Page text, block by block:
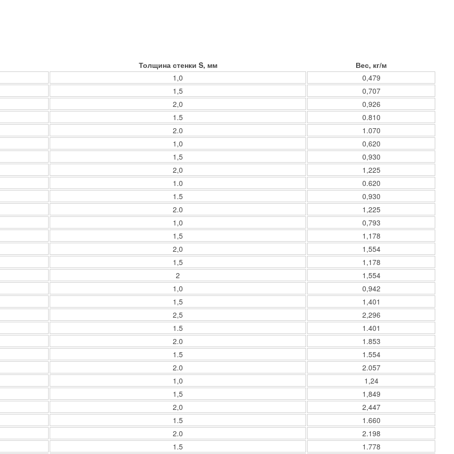
Толщина стенки S, мм
Вес, кг/м
1,0
0,479
1,5
0,707
2,0
0,926
1.5
0.810
2.0
1.070
1,0
0,620
1,5
0,930
2,0
1,225
1.0
0.620
1.5
0,930
2.0
1,225
1,0
0,793
1,5
1,178
2,0
1,554
1,5
1,178
2
1,554
1,0
0,942
1,5
1,401
2,5
2,296
1.5
1.401
2.0
1.853
1.5
1.554
2.0
2.057
1,0
1,24
1,5
1,849
2,0
2,447
1.5
1.660
2.0
2.198
1.5
1.778